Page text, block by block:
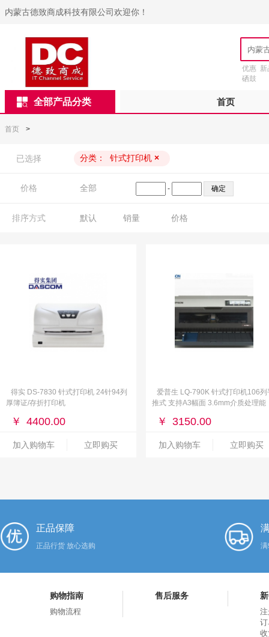
内蒙古德致商成科技有限公司欢迎你！
优惠 新
硒鼓
全部产品分类 首页
首页 >
已选择 分类： 针式打印机 ×
价格 全部 -
排序方式 默认 销量 价格
得实 DS-7830 针式打印机 24针94列
厚簿证/存折打印机
￥ 4400.00
加入购物车 立即购买
爱普生 LQ-790K 针式打印机106列
推式 支持A3幅面 3.6mm介质处理能
￥ 3150.00
加入购物车 立即购买
正品保障
正品行货 放心选购
购物指南
购物流程
售后服务